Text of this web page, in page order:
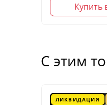
Купить
С этим
ЛИКВИДАЦИЯ